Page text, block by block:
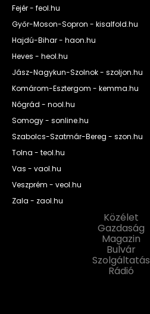
Fejér - feol.hu
Győr-Moson-Sopron - kisalfold.hu
Hajdú-Bihar - haon.hu
Heves - heol.hu
Jász-Nagykun-Szolnok - szoljon.hu
Komárom-Esztergom - kemma.hu
Nógrád - nool.hu
Somogy - sonline.hu
Szabolcs-Szatmár-Bereg - szon.hu
Tolna - teol.hu
Vas - vaol.hu
Veszprém - veol.hu
Zala - zaol.hu
Közélet
Gazdaság
Magazin
Bulvár
Szolgáltatás
Rádió